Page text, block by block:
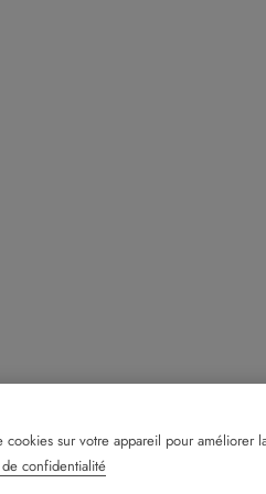
sur votre appareil pour améliorer
confidentialité